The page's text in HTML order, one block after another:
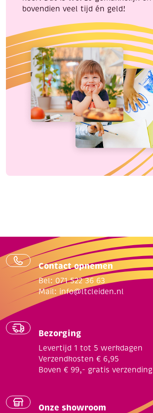
bovendien veel tijd én geld!
Contact opnemen
Bel: 071 522 36 63
Mail: info@ltcleiden.nl
Bezorging
Levertijd 1 tot 5 werkdagen
Verzendkosten € 6,95
Boven € 99,- gratis verzending
Onze showroom